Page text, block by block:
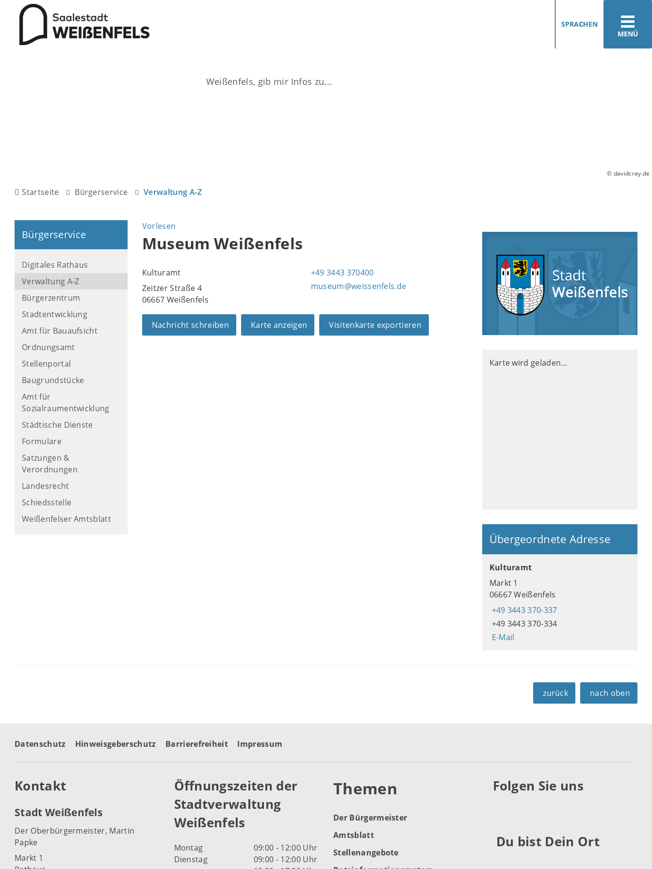
MENÜ
SPRACHEN
© davidcray.de
Startseite Bürgerservice Verwaltung A-Z
Bürgerservice
Digitales Rathaus
Verwaltung A-Z
Bürgerzentrum
Stadtentwicklung
Amt für Bauaufsicht
Ordnungsamt
Stellenportal
Baugrundstücke
Amt für
Sozialraumentwicklung
Städtische Dienste
Formulare
Satzungen &
Verordnungen
Landesrecht
Schiedsstelle
Weißenfelser Amtsblatt
Vorlesen
Museum Weißenfels
Kulturamt
Zeitzer Straße 4
06667 Weißenfels
+49 3443 370400
museum@weissenfels.de
Nachricht schreiben Karte anzeigen Visitenkarte exportieren
Karte wird geladen...
Übergeordnete Adresse
Kulturamt
Markt 1
06667 Weißenfels
+49 3443 370-337
+49 3443 370-334
E-Mail
zurück nach oben
Datenschutz Hinweisgeberschutz Barrierefreiheit Impressum
Kontakt
Stadt Weißenfels
Der Oberbürgermeister, Martin
Papke
Markt 1
Öffnungszeiten der
Stadtverwaltung
Weißenfels
Montag
09:00 - 12:00 Uhr
Dienstag
09:00 - 12:00 Uhr
Themen
Der Bürgermeister
Amtsblatt
Stellenangebote
Folgen Sie uns
Du bist Dein Ort